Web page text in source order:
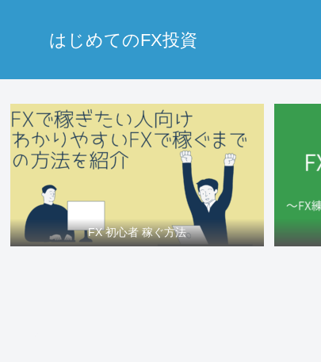
はじめてのFX投資
FX 初心者 稼ぐ方法